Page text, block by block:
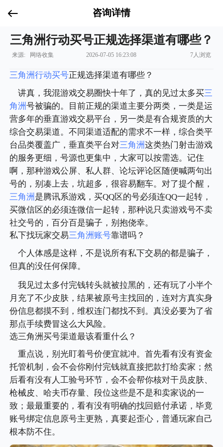
咨询详情
三角洲行动买号正规选择渠道有哪些？
来源: 网络收集 2026-07-05 16:23:08 7人浏览
三角洲行动买号正规选择渠道有哪些？
讲真，我混游戏交易圈快十年了，真的见过太多买三
角洲号被骗的。目前正规的渠道主要分两类，一类是运
营多年的垂直游戏交易平台，另一类是有合规资质的大
综合交易渠道。不同渠道适配的需求不一样，综合类平
台品类覆盖广，垂直类平台对三角洲这类热门射击游戏
的服务更细，号源也更集中，大家可以按需选。记住
啊，那种游戏公屏、私人群、论坛评论区随便喊两句出
号的，别凑上去，坑超多，很容易翻车。对了提个醒，
三角洲 是腾讯系游戏，买QQ区的号必须连QQ一起转，
买微信区的必须连微信一起转，那种说只卖游戏号不卖
社交号的，百分百是骗子，别抱侥幸。
私下找玩家交易三角洲账号靠谱吗？
个人体感是这样，不是说所有私下交易的都是骗子，
但真的没任何保障。
我见过太多付完钱转头就被拉黑的，还有玩了小半个
月充了不少皮肤，结果被原号主找回的，连对方真实身
份信息都摸不到，维权连门都找不到。真没必要为了省
那点手续费冒这么大风险。
选三角洲买号渠道最该看重什么？
重点说，别光盯着号价便宜就冲。首先看有没有资金
托管机制，会不会你刚付完钱就直接把款打给卖家；然
后看有没有人工验号环节，会不会帮你核对干员皮肤、
枪械皮、哈夫币存量、段位这些是不是和卖家说的一
致；最最重要的，看有没有明确的找回赔付承诺，毕竟
账号绑定信息原号主更熟，真要起歪心，普通玩家自己
根本防不住。